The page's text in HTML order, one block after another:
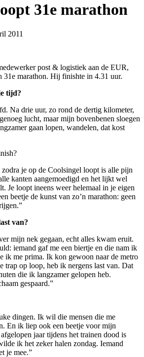
31e marathon
2011
post & logistiek aan de EUR,
31e marathon. Hij finishte in 4.31 uur.
tijd?
Na drie uur, zo rond de dertig kilometer,
lucht, maar mijn bovenbenen sloegen
gaan lopen, wandelen, dat kost
je op de Coolsingel loopt is alle pijn
kanten aangemoedigd en het lijkt wel
Je loopt ineens weer helemaal in je eigen
beetje de kunst van zo’n marathon: geen
van?
mijn nek gegaan, echt alles kwam eruit.
iemand gaf me een biertje en die nam ik
ik me prima. Ik kon gewoon naar de metro
trap op loop, heb ik nergens last van. Dat
die ik langzamer gelopen heb.
gespaard.”
dingen. Ik wil die mensen die me
En ik liep ook een beetje voor mijn
jaar tijdens het trainen dood is
ik het zeker halen zondag. Iemand
je mee.”